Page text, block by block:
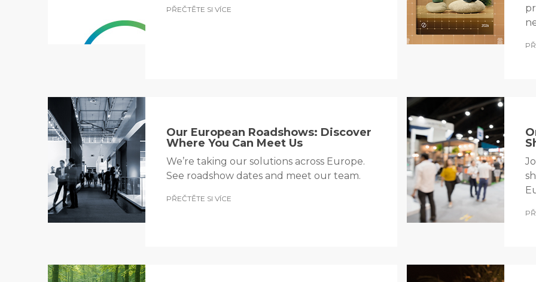
PŘEČTĚTE SI VÍCE
Our European Roadshows: Discover
Where You Can Meet Us
We’re taking our solutions across Europe.
See roadshow dates and meet our team.
PŘEČTĚTE SI VÍCE